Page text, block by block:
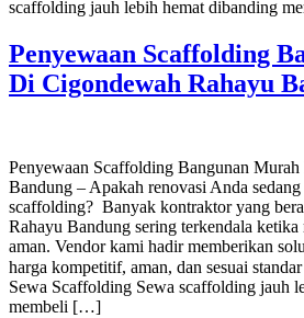
scaffolding jauh lebih hemat dibanding
Penyewaan Scaffolding
Di Cigondewah Rahayu
Penyewaan Scaffolding Bangunan
Bandung – Apakah renovasi Anda
scaffolding? Banyak kontraktor yang
Rahayu Bandung sering terkendala ketika
aman. Vendor kami hadir memberikan
harga kompetitif, aman, dan sesuai
Sewa Scaffolding Sewa scaffolding jauh
membeli […]